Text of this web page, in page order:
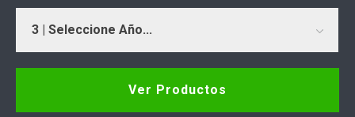
3 | Seleccione Año...
Ver Productos